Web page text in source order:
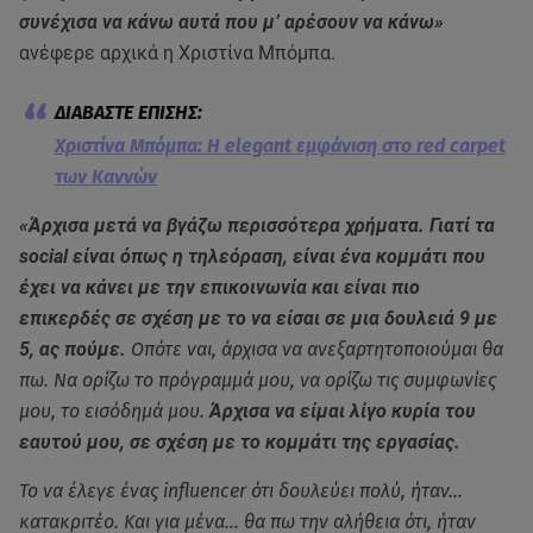
συνέχισα να κάνω αυτά που μ’ αρέσουν να κάνω»
ανέφερε αρχικά η Χριστίνα Μπόμπα.
Χριστίνα Μπόμπα: Η elegant εμφάνιση στο red carpet
των Καννών
«Άρχισα μετά να βγάζω περισσότερα χρήματα. Γιατί τα
social είναι όπως η τηλεόραση, είναι ένα κομμάτι που
έχει να κάνει με την επικοινωνία και είναι πιο
επικερδές σε σχέση με το να είσαι σε μια δουλειά 9 με
5, ας πούμε. Οπότε ναι, άρχισα να ανεξαρτητοποιούμαι θα
πω. Να ορίζω το πρόγραμμά μου, να ορίζω τις συμφωνίες
μου, το εισόδημά μου.Άρχισα να είμαι λίγο κυρία του
εαυτού μου, σε σχέση με το κομμάτι της εργασίας.
Το να έλεγε ένας influencer ότι δουλεύει πολύ, ήταν…
κατακριτέο. Και για μένα… θα πω την αλήθεια ότι, ήταν